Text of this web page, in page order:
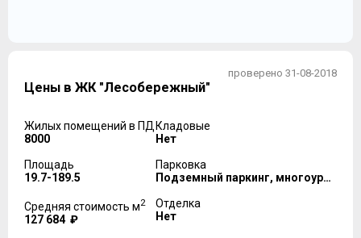
проверено 31-08-2018
Цены в ЖК "Лесобережный"
Жилых помещений в ПД
8000
Площадь
19.7-189.5
Средняя стоимость м2
127 684 ₽
Кладовые
Нет
Парковка
Подземный паркинг, многоуровневый паркинг
Отделка
Нет